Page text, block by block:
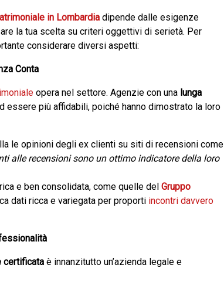
in Lombardia dipende dalle esigenze
la tua scelta su criteri oggettivi di serietà. Per
considerare diversi aspetti:
Conta
opera nel settore. Agenzie con una lunga
essere più affidabili, poiché hanno dimostrato la loro
le opinioni degli ex clienti su siti di recensioni come
alle recensioni sono un ottimo indicatore della loro
e ben consolidata, come quelle del Gruppo
dati ricca e variegata per proporti incontri davvero
certificata è innanzitutto un’azienda legale e